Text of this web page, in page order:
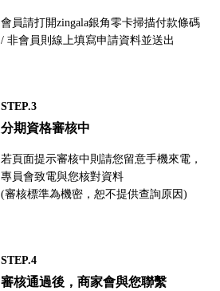
會員請打開zingala銀角零卡掃描付款條碼
/ 非會員則線上填寫申請資料並送出
STEP.3
分期資格審核中
若頁面提示審核中則請您留意手機來電，
專員會致電與您核對資料
(審核標準為機密，恕不提供查詢原因)
STEP.4
審核通過後，商家會與您聯繫